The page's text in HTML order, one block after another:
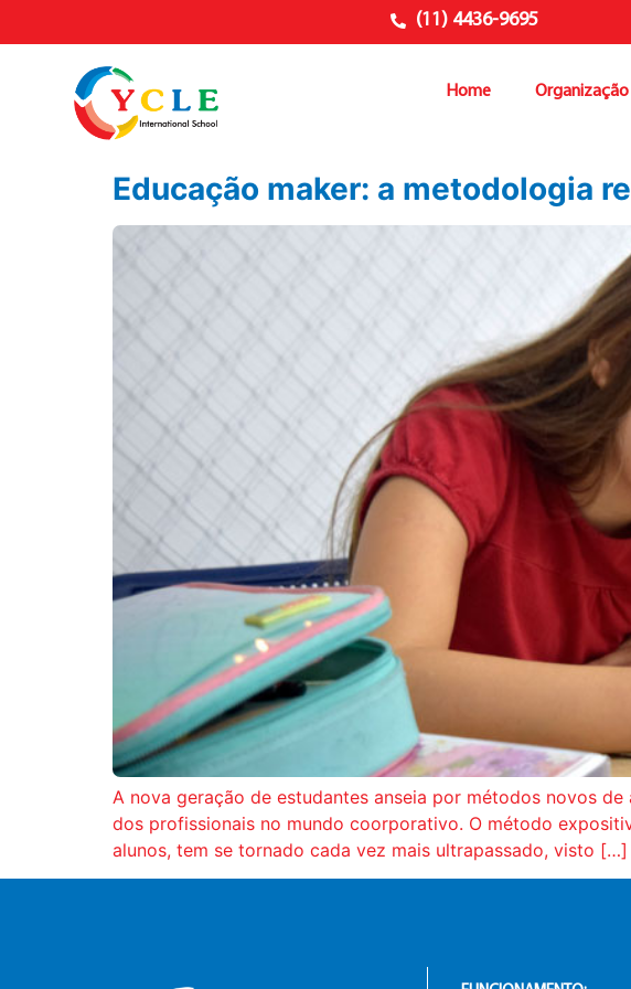
(11) 4436-9695
Home Organização
Educação maker: a metodologia
A nova geração de estudantes anseia por métodos novos
dos profissionais no mundo coorporativo. O método
alunos, tem se tornado cada vez mais ultrapassado, visto […]